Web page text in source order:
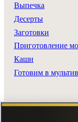
Выпечка
Десерты
Заготовки
Приготовление
Каши
Готовим в